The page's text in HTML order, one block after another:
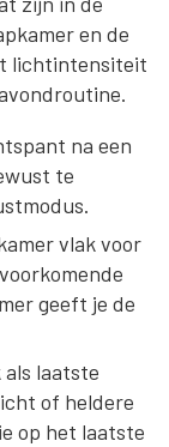
en de
lichtintensiteit
na een
te
vlak voor
geeft je de
laatste
of heldere
op het laatste